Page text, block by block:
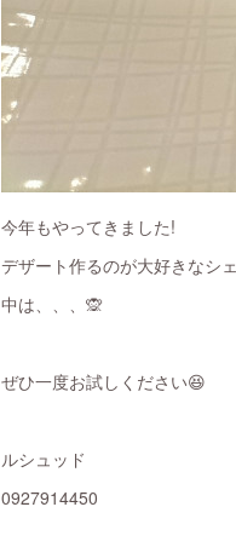
今年もやってきました!
デザート作るのが大好きなシ
中は、、、🙊
ぜひ一度お試しください😆
ルシュッド
0927914450